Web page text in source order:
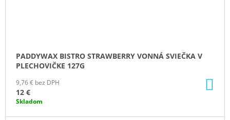
PADDYWAX BISTRO STRAWBERRY VONNÁ SVIEČKA V
PLECHOVIČKE 127G
9,76 € bez DPH
12 €
Skladom